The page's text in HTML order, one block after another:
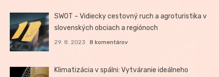
SWOT – Vidiecky cestovný ruch a agroturistika v
slovenských obciach a regiónoch
29. 8. 2023 8 komentárov
Klimatizácia v spálni: Vytváranie ideálneho